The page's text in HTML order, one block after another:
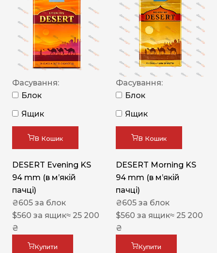
Фасування:
Блок
Ящик
В Кошик
DESERT Evening KS
94 mm (в мʼякій
пачці)
₴605 за блок
$560 за ящик≈ 25 200
₴
Купити
Фасування:
Блок
Ящик
В Кошик
DESERT Morning KS
94 mm (в мʼякій
пачці)
₴605 за блок
$560 за ящик≈ 25 200
₴
Купити